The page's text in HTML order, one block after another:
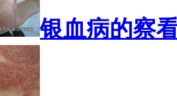
银血病的察